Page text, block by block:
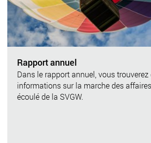
Rapport annuel
Dans le rapport annuel, vous trouverez
informations sur la marche des
écoulé de la SVGW.